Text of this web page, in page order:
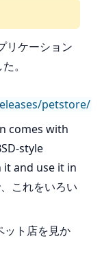
リケーション
。
petstore/
comes with
style
it and use it in
これをいろい
ット店を見か